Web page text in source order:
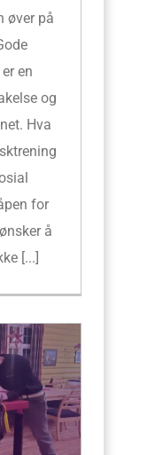
øver på
en
og
Hva
for
å
[...]